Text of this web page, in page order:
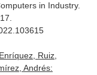
in Industry.
Ruiz,
Andrés: